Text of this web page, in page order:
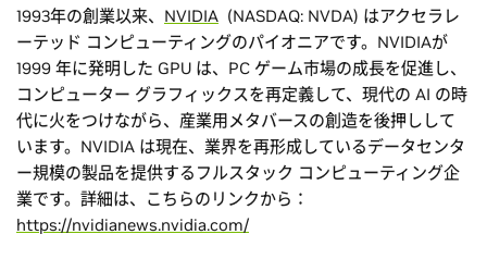
1993年の創業以来、 NVIDIA (NASDAQ: NVDA) はアクセラレ
ーテッド コンピューティングのパイオニアです。NVIDIAが
1999 年に発明した GPU は、PC ゲーム市場の成長を促進し、
コンピューター グラフィックスを再定義して、現代の AI の時
代に火をつけながら、産業用メタバースの創造を後押しして
います。NVIDIA は現在、業界を再形成しているデータセンタ
ー規模の製品を提供するフルスタック コンピューティング企
業です。詳細は、こちらのリンクから：
https://nvidianews.nvidia.com/